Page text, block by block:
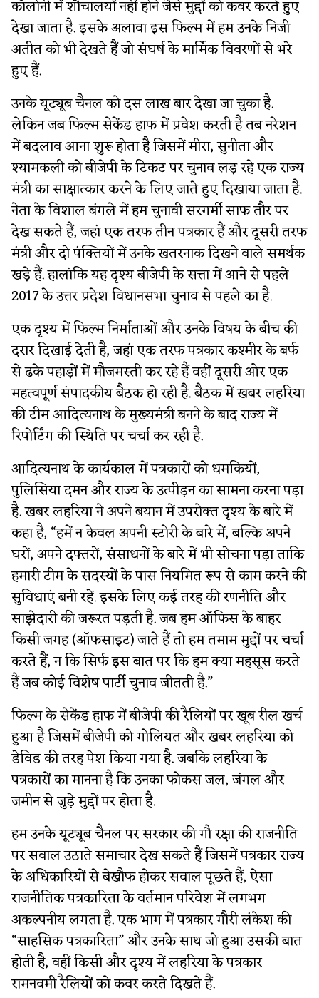
कॉलोनी में शौचालयों नहीं होने जैसे मुद्दों को कवर करते हुए
देखा जाता है. इसके अलावा इस फिल्म में हम उनके निजी
अतीत को भी देखते हैं जो संघर्ष के मार्मिक विवरणों से भरे
हुए हैं.
उनके यूट्यूब चैनल को दस लाख बार देखा जा चुका है.
लेकिन जब फिल्म सेकेंड हाफ में प्रवेश करती है तब नरेशन
में बदलाव आना शुरू होता है जिसमें मीरा, सुनीता और
श्यामकली को बीजेपी के टिकट पर चुनाव लड़ रहे एक राज्य
मंत्री का साक्षात्कार करने के लिए जाते हुए दिखाया जाता है.
नेता के विशाल बंगले में हम चुनावी सरगर्मी साफ तौर पर
देख सकते हैं, जहां एक तरफ तीन पत्रकार हैं और दूसरी तरफ
मंत्री और दो पंक्तियों में उनके खतरनाक दिखने वाले समर्थक
खड़े हैं. हालांकि यह दृश्य बीजेपी के सत्ता में आने से पहले
2017 के उत्तर प्रदेश विधानसभा चुनाव से पहले का है.
एक दृश्य में फिल्म निर्माताओं और उनके विषय के बीच की
दरार दिखाई देती है, जहां एक तरफ पत्रकार कश्मीर के बर्फ
से ढके पहाड़ों में मौजमस्ती कर रहे हैं वहीं दूसरी ओर एक
महत्वपूर्ण संपादकीय बैठक हो रही है. बैठक में खबर लहरिया
की टीम आदित्यनाथ के मुख्यमंत्री बनने के बाद राज्य में
रिपोर्टिंग की स्थिति पर चर्चा कर रही है.
आदित्यनाथ के कार्यकाल में पत्रकारों को धमकियों,
पुलिसिया दमन और राज्य के उत्पीड़न का सामना करना पड़ा
है. खबर लहरिया ने अपने बयान में उपरोक्त दृश्य के बारे में
कहा है, “हमें न केवल अपनी स्टोरी के बारे में, बल्कि अपने
घरों, अपने दफ्तरों, संसाधनों के बारे में भी सोचना पड़ा ताकि
हमारी टीम के सदस्यों के पास नियमित रूप से काम करने की
सुविधाएं बनी रहें. इसके लिए कई तरह की रणनीति और
साझेदारी की जरूरत पड़ती है. जब हम ऑफिस के बाहर
किसी जगह (ऑफसाइट) जाते हैं तो हम तमाम मुद्दों पर चर्चा
करते हैं, न कि सिर्फ इस बात पर कि हम क्या महसूस करते
हैं जब कोई विशेष पार्टी चुनाव जीतती है.”
फिल्म के सेकेंड हाफ में बीजेपी की रैलियों पर खूब रील खर्च
हुआ है जिसमें बीजेपी को गोलियत और खबर लहरिया को
डेविड की तरह पेश किया गया है. जबकि लहरिया के
पत्रकारों का मानना है कि उनका फोकस जल, जंगल और
जमीन से जुड़े मुद्दों पर होता है.
हम उनके यूट्यूब चैनल पर सरकार की गौ रक्षा की राजनीति
पर सवाल उठाते समाचार देख सकते हैं जिसमें पत्रकार राज्य
के अधिकारियों से बेखौफ होकर सवाल पूछते हैं, ऐसा
राजनीतिक पत्रकारिता के वर्तमान परिवेश में लगभग
अकल्पनीय लगता है. एक भाग में पत्रकार गौरी लंकेश की
“साहसिक पत्रकारिता” और उनके साथ जो हुआ उसकी बात
होती है, वहीं किसी और दृश्य में लहरिया के पत्रकार
रामनवमी रैलियों को कवर करते दिखते हैं.